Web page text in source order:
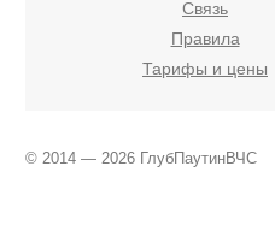
Связь
Правила
Тарифы и цены
© 2014 — 2026 ГлубПаутинВЧС